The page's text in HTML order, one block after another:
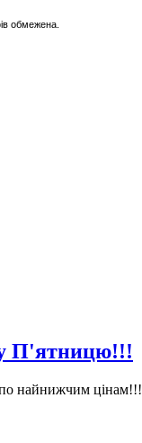
обмежена.
П'ятницю!!!
найнижчим цінам!!!